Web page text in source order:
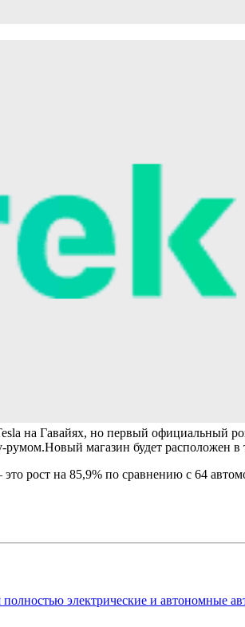
на Гавайях, но первый официальный
румом.Новый магазин будет расположен в
рост на 85,9% по сравнению с 64
электрические и автономные